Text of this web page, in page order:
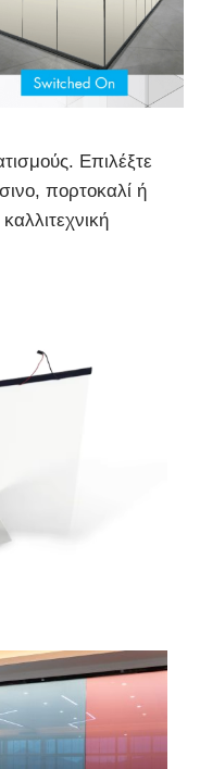
Επιλέξτε
πορτοκαλί ή